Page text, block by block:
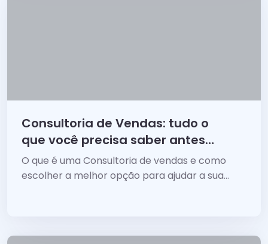
Consultoria de Vendas: tudo o
que você precisa saber antes
de contratar uma
O que é uma Consultoria de vendas e como
escolher a melhor opção para ajudar a sua